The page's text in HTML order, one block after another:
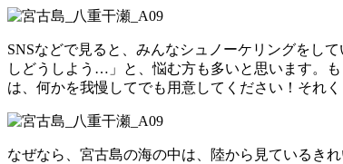
SNSなどで見ると、みんなシュノーケリングをし
しどうしよう…」と、悩む方も多いと思います。
は、何かを我慢してでも用意してください！それ
なぜなら、宮古島の海の中は、陸から見ているき